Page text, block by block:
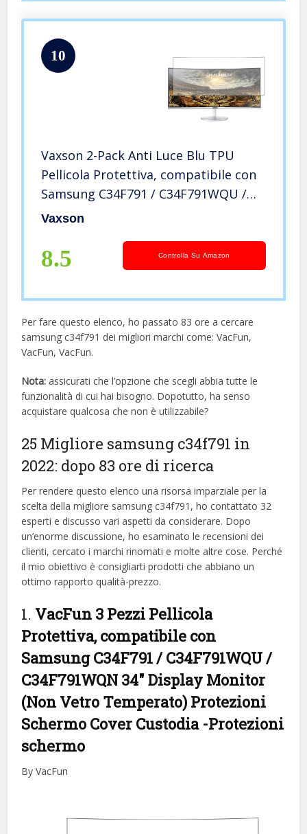
10
Vaxson 2-Pack Anti Luce Blu TPU
Pellicola Protettiva, compatibile con
Samsung C34F791 / C34F791WQU /
C34F791WQN 34″ Display Monitor,
Temperato ]
Vaxson
8.5 Controlla Su Amazon
Per fare questo elenco, ho passato 83 ore a cercare
samsung c34f791 dei migliori marchi come: VacFun,
VacFun, VacFun.
Nota: assicurati che l’opzione che scegli abbia tutte le
funzionalità di cui hai bisogno. Dopotutto, ha senso
acquistare qualcosa che non è utilizzabile?
25 Migliore samsung c34f791 in
2022: dopo 83 ore di ricerca
Per rendere questo elenco una risorsa imparziale per la
scelta della migliore samsung c34f791, ​​ho contattato 32
esperti e discusso vari aspetti da considerare. Dopo
un’enorme discussione, ho esaminato le recensioni dei
clienti, cercato i marchi rinomati e molte altre cose. Perché
il mio obiettivo è consigliarti prodotti che abbiano un
ottimo rapporto qualità-prezzo.
1. VacFun 3 Pezzi Pellicola
Protettiva, compatibile con
Samsung C34F791 / C34F791WQU /
C34F791WQN 34″ Display Monitor
(Non Vetro Temperato) Protezioni
Schermo Cover Custodia -Protezioni
schermo
By VacFun